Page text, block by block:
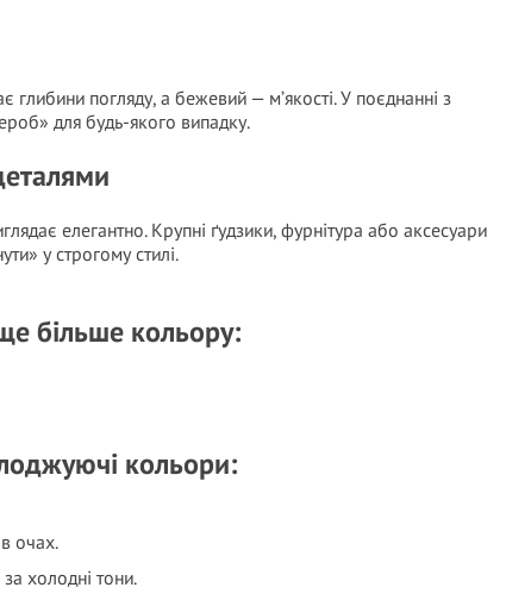
погляду, а бежевий — м’якості. У поєднанні з
для будь-якого випадку.
елегантно. Крупні ґудзики, фурнітура або аксесуари
у строгому стилі.
більше кольору:
кольори:
очах.
холодні тони.